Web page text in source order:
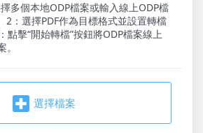
多個本地ODP檔案或輸入線上ODP檔
2：選擇PDF作為目標格式並設置轉檔
點擊“開始轉檔”按鈕將ODP檔案線上
選擇檔案